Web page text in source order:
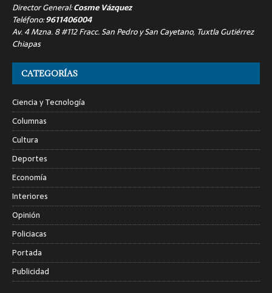
Director General:Cosme Vázquez
Teléfono:9611406004
Av. 4 Mzna. 8 #112 Fracc. San Pedro y San Cayetano, Tuxtla Gutiérrez
Chiapas
CATEGORÍAS
Ciencia y Tecnología
Columnas
Cultura
Deportes
Economía
Interiores
Opinión
Policiacas
Portada
Publicidad